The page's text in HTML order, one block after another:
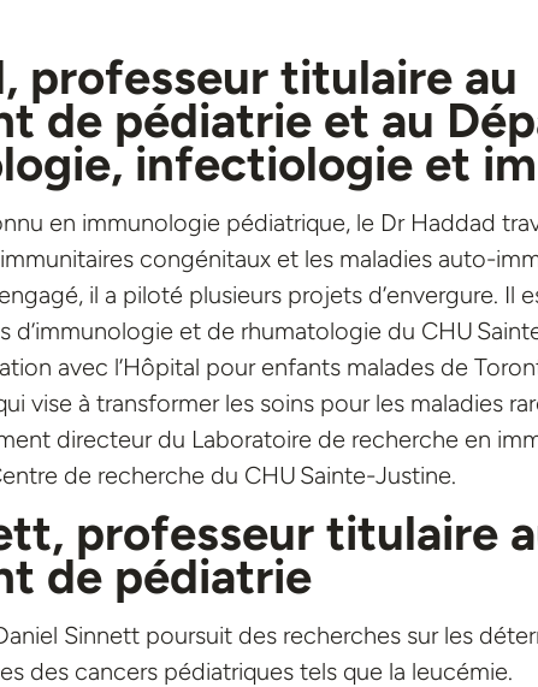
professeur titulaire au
de pédiatrie et au
infectiologie et
en immunologie pédiatrique, le Dr Haddad
congénitaux et les maladies auto-
il a piloté plusieurs projets d’envergure. Il
d’immunologie et de rhumatologie du CHU
avec l’Hôpital pour enfants malades de
vise à transformer les soins pour les maladies
directeur du Laboratoire de recherche en
de recherche du CHU Sainte-Justine.
professeur titulaire
de pédiatrie
Sinnett poursuit des recherches sur les
des cancers pédiatriques tels que la leucémie.